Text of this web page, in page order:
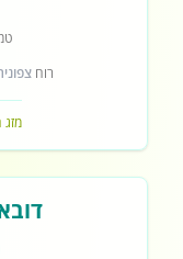
רוח
מזג